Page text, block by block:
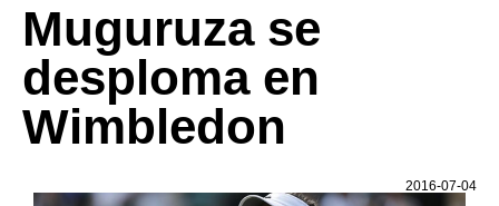
Muguruza se
desploma en
Wimbledon
2016-07-04